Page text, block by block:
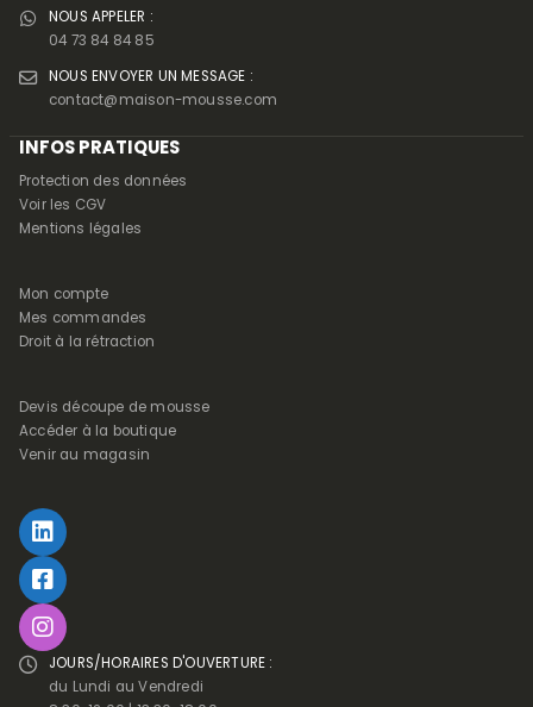
NOUS APPELER :
04 73 84 84 85
NOUS ENVOYER UN MESSAGE :
contact@maison-mousse.com
INFOS PRATIQUES
Protection des données
Voir les CGV
Mentions légales
Mon compte
Mes commandes
Droit à la rétraction
Devis découpe de mousse
Accéder à la boutique
Venir au magasin
JOURS/HORAIRES D'OUVERTURE :
du Lundi au Vendredi